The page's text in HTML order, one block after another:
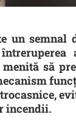
un semnal
să
incendii.